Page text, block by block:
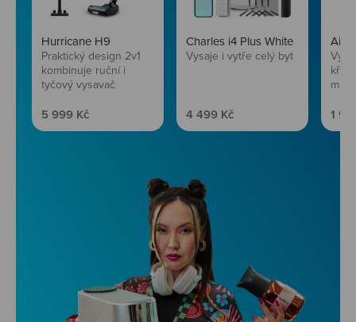
Hurricane H9
Praktický design 2v1
kombinuje ruční i
tyčový vysavač
Prodejní cena
5 999 Kč
Charles i4 Plus White
Vysaje i vytře celý byt
Prodejní cena
4 499 Kč 1